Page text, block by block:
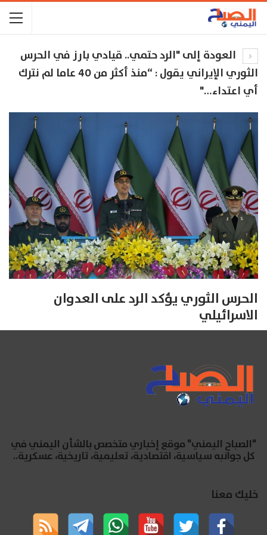
العودة إلى "الرد حتمي.. قيادي بارز في الحرس
الثوري الإيراني يقول : “منذ أكثر من 40 عاما لم نترك
أي اعتداء…"
الحرس الثوري يؤكد الرد على العدوان
الاسرائيلي
"الصباح اليمني" موقع إخباري متخصص بالشأن اليمني في
كل جوانبه سياسية، اقتصادية، تعليمية، تاريخية، عسكرية..
خليك معنا